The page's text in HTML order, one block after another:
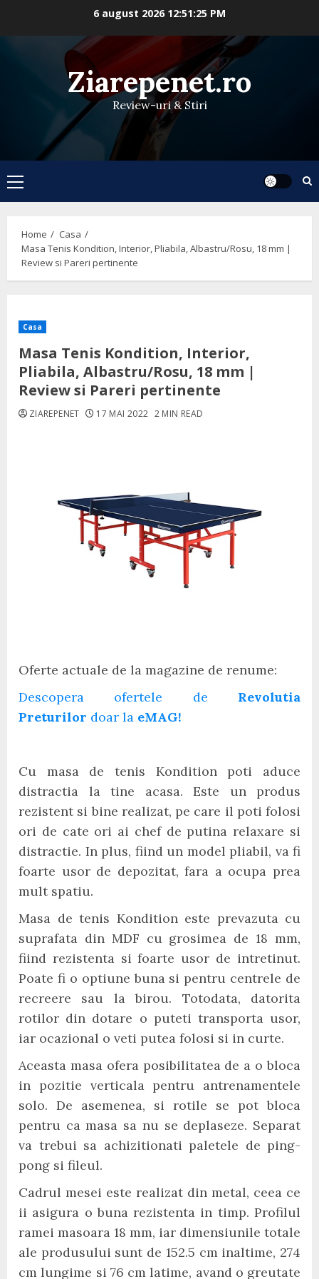
6 august 2026 12:51:25 PM
Ziarepenet.ro
Review-uri & Stiri
Primary
Menu
Home
Casa
Masa Tenis Kondition, Interior, Pliabila, Albastru/Rosu, 18 mm |
Review si Pareri pertinente
Casa
Masa Tenis Kondition, Interior,
Pliabila, Albastru/Rosu, 18 mm |
Review si Pareri pertinente
ZIAREPENET 17 MAI 2022 2 MIN READ
Oferte actuale de la magazine de renume:
Descopera ofertele de Revolutia
Preturilor doar la eMAG!
Cu masa de tenis Kondition poti aduce
distractia la tine acasa. Este un produs
rezistent si bine realizat, pe care il poti folosi
ori de cate ori ai chef de putina relaxare si
distractie. In plus, fiind un model pliabil, va fi
foarte usor de depozitat, fara a ocupa prea
mult spatiu.
Masa de tenis Kondition este prevazuta cu
suprafata din MDF cu grosimea de 18 mm,
fiind rezistenta si foarte usor de intretinut.
Poate fi o optiune buna si pentru centrele de
recreere sau la birou. Totodata, datorita
rotilor din dotare o puteti transporta usor,
iar ocazional o veti putea folosi si in curte.
Aceasta masa ofera posibilitatea de a o bloca
in pozitie verticala pentru antrenamentele
solo. De asemenea, si rotile se pot bloca
pentru ca masa sa nu se deplaseze. Separat
va trebui sa achizitionati paletele de ping-
pong si fileul.
Cadrul mesei este realizat din metal, ceea ce
ii asigura o buna rezistenta in timp. Profilul
ramei masoara 18 mm, iar dimensiunile totale
ale produsului sunt de 152.5 cm inaltime, 274
cm lungime si 76 cm latime, avand o greutate